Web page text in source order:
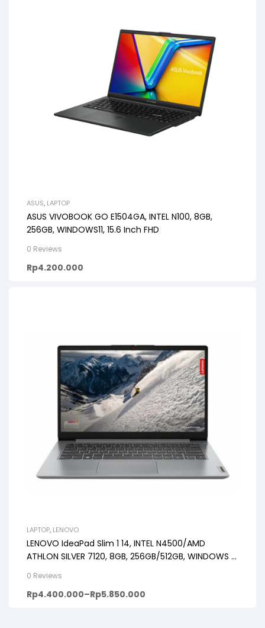
ASUS, LAPTOP
ASUS VIVOBOOK GO E1504GA, INTEL N100, 8GB,
256GB, WINDOWS11, 15.6 Inch FHD
0 Reviews
Rp4.200.000
LAPTOP, LENOVO
LENOVO IdeaPad Slim 1 14, INTEL N4500/AMD
ATHLON SILVER 7120, 8GB, 256GB/512GB, WINDOWS 11
0 Reviews
Rp4.400.000–Rp5.850.000